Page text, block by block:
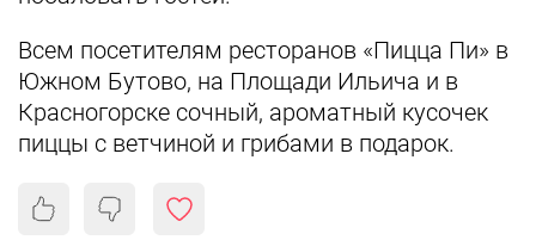
Всем посетителям ресторанов «Пицца Пи» в
Южном Бутово, на Площади Ильича и в
Красногорске сочный, ароматный кусочек
пиццы с ветчиной и грибами в подарок.